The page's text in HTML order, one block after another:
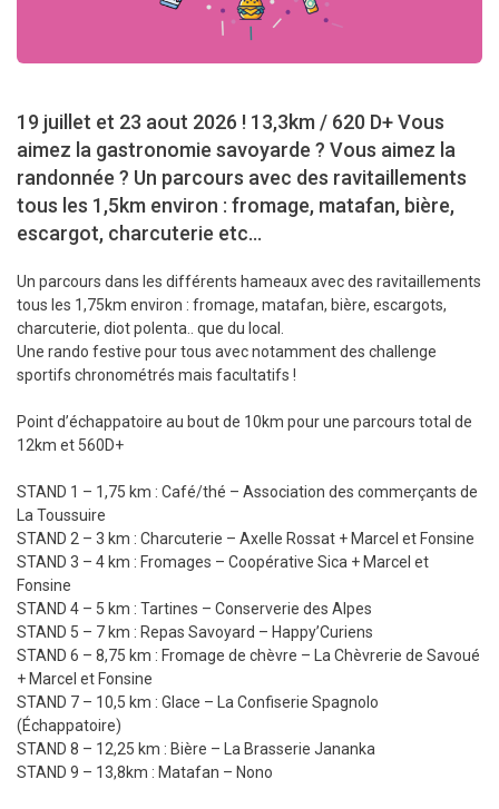
19 juillet et 23 aout 2026 ! 13,3km / 620 D+ Vous
aimez la gastronomie savoyarde ? Vous aimez la
randonnée ? Un parcours avec des ravitaillements
tous les 1,5km environ : fromage, matafan, bière,
escargot, charcuterie etc...
Un parcours dans les différents hameaux avec des ravitaillements
tous les 1,75km environ : fromage, matafan, bière, escargots,
charcuterie, diot polenta.. que du local.
Une rando festive pour tous avec notamment des challenge
sportifs chronométrés mais facultatifs !
Point d’échappatoire au bout de 10km pour une parcours total de
12km et 560D+
STAND 1 – 1,75 km : Café/thé – Association des commerçants de
La Toussuire
STAND 2 – 3 km : Charcuterie – Axelle Rossat + Marcel et Fonsine
STAND 3 – 4 km : Fromages – Coopérative Sica + Marcel et
Fonsine
STAND 4 – 5 km : Tartines – Conserverie des Alpes
STAND 5 – 7 km : Repas Savoyard – Happy’Curiens
STAND 6 – 8,75 km : Fromage de chèvre – La Chèvrerie de Savoué
+ Marcel et Fonsine
STAND 7 – 10,5 km : Glace – La Confiserie Spagnolo
(Échappatoire)
STAND 8 – 12,25 km : Bière – La Brasserie Jananka
STAND 9 – 13,8km : Matafan – Nono